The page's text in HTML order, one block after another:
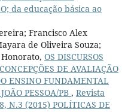
da educação básica ao
Francisco Alex
de Oliveira Souza;
OS DISCURSOS
DE AVALIAÇÃO
ENSINO FUNDAMENTAL
PESSOA/PB , Revista
N.3 (2015) POLÍTICAS DE